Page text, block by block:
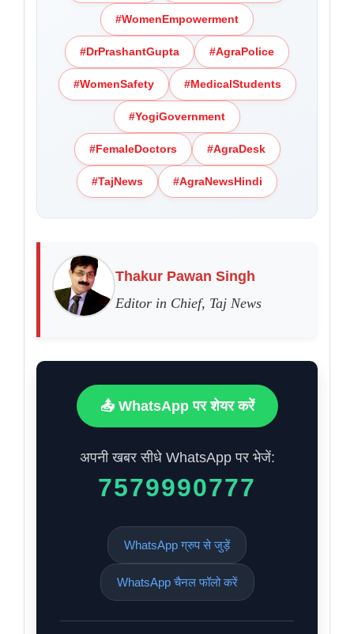
#WomenEmpowerment
#DrPrashantGupta #AgraPolice
#WomenSafety #MedicalStudents
#YogiGovernment
#FemaleDoctors #AgraDesk
#TajNews #AgraNewsHindi
Thakur Pawan Singh
Editor in Chief, Taj News
📤 WhatsApp पर शेयर करें
अपनी खबर सीधे WhatsApp पर भेजें:
7579990777
WhatsApp ग्रुप से जुड़ें
WhatsApp चैनल फॉलो करें